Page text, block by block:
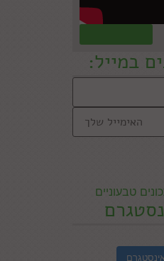
במייל: